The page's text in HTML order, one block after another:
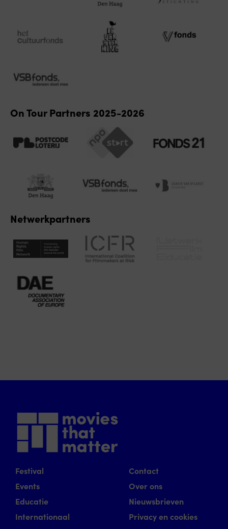
On Tour Partners 2025-2026
Netwerkpartners
Festival
Events
Educatie
Internationaal
Contact
Over ons
Nieuwsbrieven
Privacy en cookies